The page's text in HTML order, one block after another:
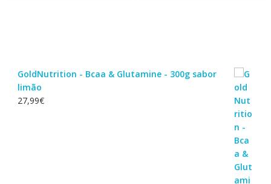
GoldNutrition - Bcaa & Glutamine - 300g sabor
limão
27,99€